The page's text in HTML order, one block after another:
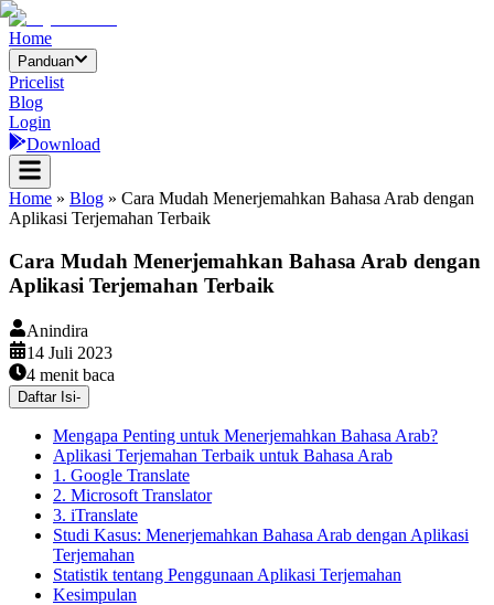
Home
Panduan
Pricelist
Blog
Login
Download
Home » Blog » Cara Mudah Menerjemahkan Bahasa Arab dengan
Aplikasi Terjemahan Terbaik
Cara Mudah Menerjemahkan Bahasa Arab dengan
Aplikasi Terjemahan Terbaik
Anindira
14 Juli 2023
4 menit baca
Daftar Isi-
Mengapa Penting untuk Menerjemahkan Bahasa Arab?
Aplikasi Terjemahan Terbaik untuk Bahasa Arab
1. Google Translate
2. Microsoft Translator
3. iTranslate
Studi Kasus: Menerjemahkan Bahasa Arab dengan Aplikasi
Terjemahan
Statistik tentang Penggunaan Aplikasi Terjemahan
Kesimpulan